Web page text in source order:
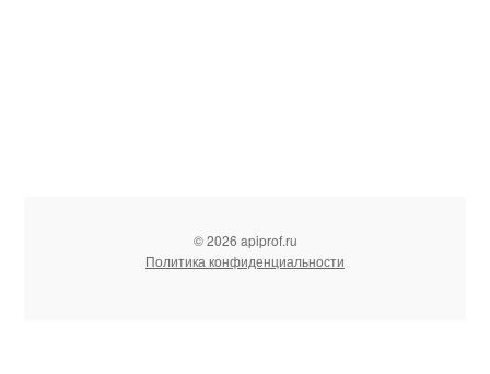
© 2026 apiprof.ru
Политика конфиденциальности